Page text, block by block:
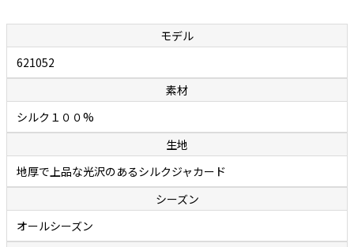
ッリのネクタイは、膨らみがあって締めやすく、やわらかいのに緩み
ません。ファッション業界関係者の間でも評判で、ネクタイはボレッ
リと決めている人が多いのが頷けます。
余談ですが、ボレッリのネクタイの締めやすさは「独特の縫製法」に
秘密があります。通常ネクタイの縫製は、ネクタイを横や斜めに置い
て縫い合わせていくのですが、ボレッリでは縦に置いて真ん中を縫い
合わせていく繊細で難しい作業を行っています。この独特の縫製法と
アイロンワークによって、膨らみがあって締めやすいネクタイが作り出
されます。
モデル
621052
素材
シルク１００%
生地
地厚で上品な光沢のあるシルクジャカード
シーズン
オールシーズン